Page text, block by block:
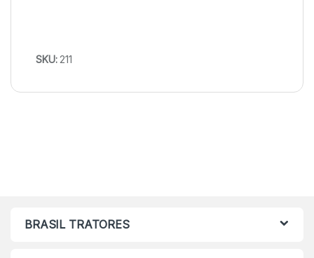
SKU: 211
BRASIL TRATORES